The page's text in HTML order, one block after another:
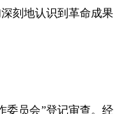
刻地认识到革命成果
委员会”登记审查。经